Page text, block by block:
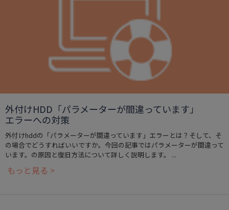
外付けHDD「パラメーターが間違っています」
エラーへの対策
外付けhddの「パラメーターが間違っています」エラーとは？そして、そ
の場合でどうすればいいですか。今回の記事ではパラメーターが間違って
います。の原因と復旧方法について詳しく説明します。 ...
もっと見る >